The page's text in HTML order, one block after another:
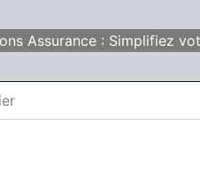
Assurance : Simplifiez